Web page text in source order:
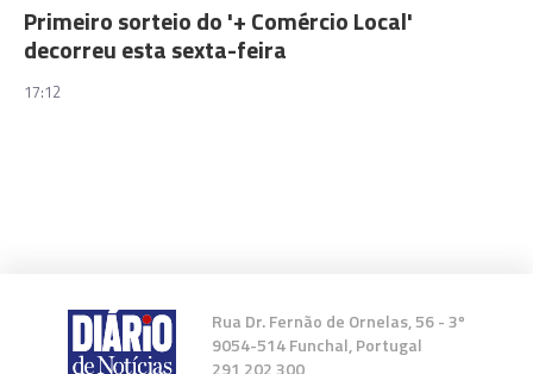
Primeiro sorteio do '+ Comércio Local'
decorreu esta sexta-feira
17:12
Rua Dr. Fernão de Ornelas, 56 - 3º
9054-514 Funchal, Portugal
291 202 300